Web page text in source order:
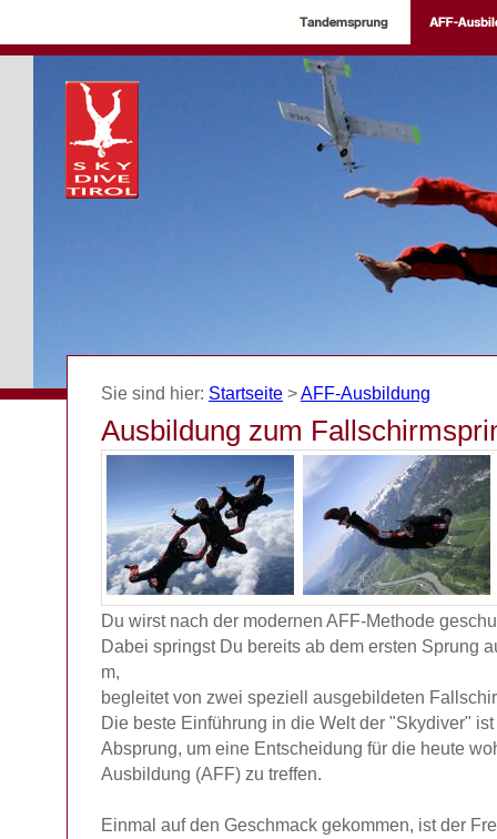
Sie sind hier: Startseite >AFF-Ausbildung
Ausbildung zum
Du wirst nach der modernen AFF-Methode
Dabei springst Du bereits ab dem ersten Sprung
m,
begleitet von zwei speziell ausgebildeten
Die beste Einführung in die Welt der "Skydiver"
Absprung, um eine Entscheidung für die heute
Ausbildung (AFF) zu treffen.
Einmal auf den Geschmack gekommen, ist der